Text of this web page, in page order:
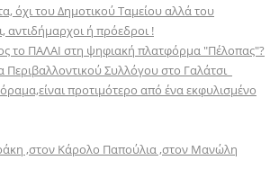
όχι του Δημοτικού Ταμείου αλλά του
ή πρόεδροι !
το ΠΑΛΑΙ στη ψηφιακή πλατφόρμα "Πέλοπας"?
Περιβαλλοντικού Συλλόγου στο Γαλάτσι
προτιμότερο από ένα εκφυλισμένο
,στον Κάρολο Παπούλια ,στον Μανώλη